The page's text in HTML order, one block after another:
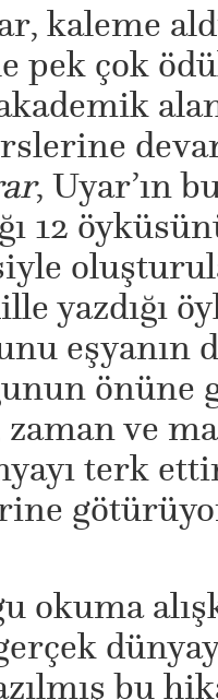
kaleme
pek çok
, Uyar’ın
12
yazdığı
eşyanın
önüne
zaman ve
terk
okuma
bu